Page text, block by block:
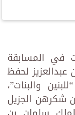
في المسابقة
لحفظ
والبنات”،
شكرهن الجزيل